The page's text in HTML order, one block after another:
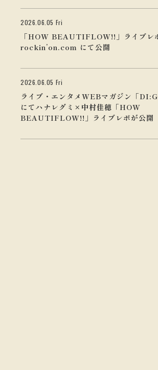
2026.06.05 Fri
「HOW BEAUTIFLOW!!」ライブレ
rockin’on.com にて公開
2026.06.05 Fri
ライブ・エンタメWEBマガジン「
にてハナレグミ×中村佳穂「HOW
BEAUTIFLOW!!」ライブレポが公開